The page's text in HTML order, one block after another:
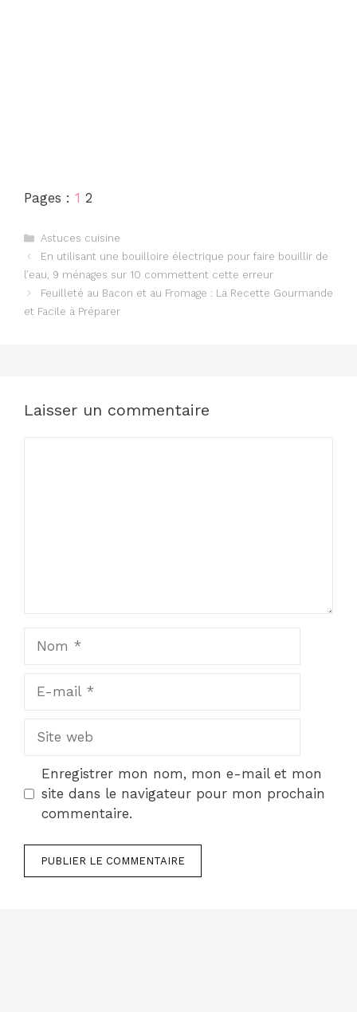
Pages : 1 2
Catégories
Astuces cuisine
En utilisant une bouilloire électrique pour faire bouillir de
l’eau, 9 ménages sur 10 commettent cette erreur
Feuilleté au Bacon et au Fromage : La Recette Gourmande
et Facile à Préparer
Laisser un commentaire
Site
Enregistrer mon nom, mon e-mail et mon
site dans le navigateur pour mon prochain
commentaire.